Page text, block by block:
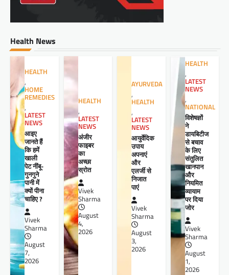
Health News
HEALTH
,
HOME
REMEDIES
,
LATEST
NEWS
आइए
जानते हैं
कि हमें
खाली
पेट नींबू-
गुनगुने
पानी में
क्यों पीना
चाहिए ?
Vivek
Sharma
August
7,
2026
HEALTH
,
LATEST
NEWS
अंजीर
फाइबर
का
अच्छा
स्रोत
Vivek
Sharma
August
4,
2026
AYURVEDA
,
HEALTH
,
LATEST
NEWS
आयुर्वेदिक
उपाय
अपनाएं
और
एलर्जी से
निजात
पाएं
Vivek
Sharma
August
3,
2026
HEALTH
,
LATEST
NEWS
,
NATIONAL
विशेषज्ञों
ने
डायबिटीज
से बचाव
के लिए
संतुलित
खानपान
और
नियमित
व्यायाम
पर दिया
जोर
Vivek
Sharma
August
1,
2026